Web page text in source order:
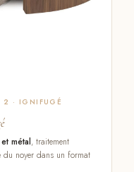
2 · IGNIFUGÉ
métal, traitement
noyer dans un format